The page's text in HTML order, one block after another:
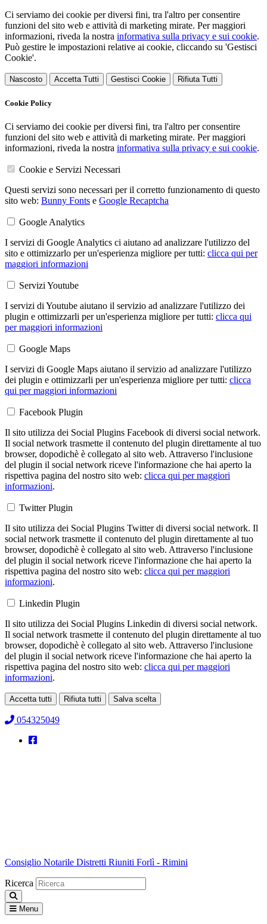
Ci serviamo dei cookie per diversi fini, tra l'altro per consentire
funzioni del sito web e attività di marketing mirate. Per maggiori
informazioni, riveda la nostra informativa sulla privacy e sui cookie.
Può gestire le impostazioni relative ai cookie, cliccando su 'Gestisci
Cookie'.
Nascosto Accetta Tutti Gestisci Cookie Rifiuta Tutti
Cookie Policy
Ci serviamo dei cookie per diversi fini, tra l'altro per consentire
funzioni del sito web e attività di marketing mirate. Per maggiori
informazioni, riveda la nostra informativa sulla privacy e sui cookie.
Cookie e Servizi Necessari
Questi servizi sono necessari per il corretto funzionamento di questo
sito web: Bunny Fonts e Google Recaptcha
Google Analytics
I servizi di Google Analytics ci aiutano ad analizzare l'utilizzo del
sito e ottimizzarlo per un'esperienza migliore per tutti: clicca qui per
maggiori informazioni
Servizi Youtube
I servizi di Youtube aiutano il servizio ad analizzare l'utilizzo dei
plugin e ottimizzarli per un'esperienza migliore per tutti: clicca qui
per maggiori informazioni
Google Maps
I servizi di Google Maps aiutano il servizio ad analizzare l'utilizzo
dei plugin e ottimizzarli per un'esperienza migliore per tutti: clicca
qui per maggiori informazioni
Facebook Plugin
Il sito utilizza dei Social Plugins Facebook di diversi social network.
Il social network trasmette il contenuto del plugin direttamente al tuo
browser, dopodichè è collegato al sito web. Attraverso l'inclusione
del plugin il social network riceve l'informazione che hai aperto la
rispettiva pagina del nostro sito web: clicca qui per maggiori
informazioni.
Twitter Plugin
Il sito utilizza dei Social Plugins Twitter di diversi social network. Il
social network trasmette il contenuto del plugin direttamente al tuo
browser, dopodichè è collegato al sito web. Attraverso l'inclusione
del plugin il social network riceve l'informazione che hai aperto la
rispettiva pagina del nostro sito web: clicca qui per maggiori
informazioni.
Linkedin Plugin
Il sito utilizza dei Social Plugins Linkedin di diversi social network.
Il social network trasmette il contenuto del plugin direttamente al tuo
browser, dopodichè è collegato al sito web. Attraverso l'inclusione
del plugin il social network riceve l'informazione che hai aperto la
rispettiva pagina del nostro sito web: clicca qui per maggiori
informazioni.
Accetta tutti Rifiuta tutti Salva scelta
054325049
Consiglio Notarile Distretti Riuniti Forlì - Rimini
Ricerca
Menu